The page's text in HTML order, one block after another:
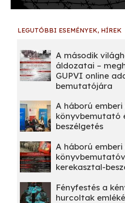
LEGUTÓBBI ESEMÉNYEK, HÍREK
A második
áldozatai –
GUPVI online
bemutatójára
A háború emberi
könyvbemutató
beszélgetés
A háború
kerekasztal-
Fényfestés a
hurcoltak